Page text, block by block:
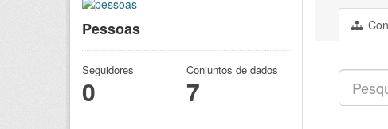
Pessoas
Seguidores
0
Conjuntos de dados
7